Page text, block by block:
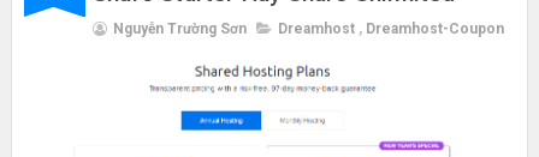
Nguyễn Trường Sơn Dreamhost , Dreamhost-Coupon